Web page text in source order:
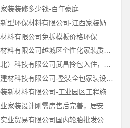
装装修多少钱-百年豪庭
料有限公司免拆模板价格环保
绍兴卓鑫装饰材料有限公司越城区个性化家装质量有保障
宁波雅美和居建材科技有限公司-整装全包家装设计厨卫改造
苏州兔哥哥智装新材料有限公司-工业园区工程施工二手房全包服务
湖北省腾冠畅实业贸易有限公司国内轮胎批发公司流程详解